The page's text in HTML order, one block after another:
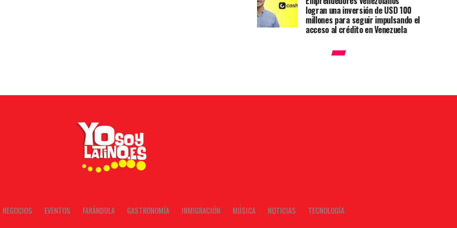
logran una inversión de USD 100
millones para seguir impulsando el
acceso al crédito en Venezuela
NEGOCIOS EVENTOS FARÁNDULA GASTRONOMÍA INMIGRACIÓN MÚSICA NOTICIAS TECNOLOGÍA